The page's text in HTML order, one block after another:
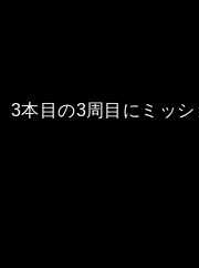
3本目の3周目にミッシ